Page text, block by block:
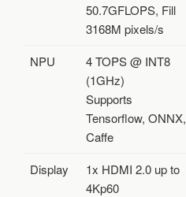
50.7GFLOPS, Fill
3168M pixels/s
NPU
4 TOPS @ INT8
(1GHz)
Supports
Tensorflow, ONNX,
Caffe
Display
1x HDMI 2.0 up to
4Kp60